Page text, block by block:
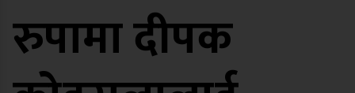
रुपामा दीपक